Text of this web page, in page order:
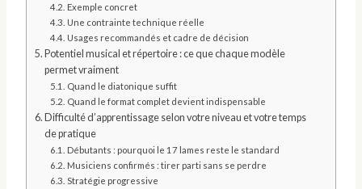
Exemple concret
Une contrainte technique réelle
Usages recommandés et cadre de décision
Potentiel musical et répertoire : ce que chaque modèle
permet vraiment
Quand le diatonique suffit
Quand le format complet devient indispensable
Difficulté d’apprentissage selon votre niveau et votre temps
de pratique
Débutants : pourquoi le 17 lames reste le standard
Musiciens confirmés : tirer parti sans se perdre
Stratégie progressive